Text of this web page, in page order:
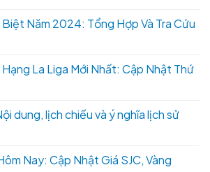
Năm 2024: Tổng Hợp Và Tra Cứu
La Liga Mới Nhất: Cập Nhật Thứ
dung, lịch chiếu và ý nghĩa lịch sử
Nay: Cập Nhật Giá SJC, Vàng